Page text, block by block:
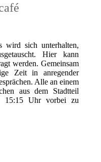
wird sich unterhalten,
Hier kann
werden. Gemeinsam
Zeit in anregender
Alle an einem
aus dem Stadtteil
15:15 Uhr vorbei zu